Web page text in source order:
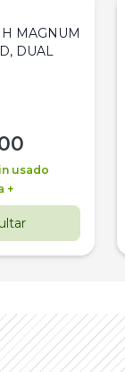
MAGNUM
DUAL
usado
+